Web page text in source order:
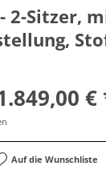
2-Sitzer,
€
Auf die Wunschliste